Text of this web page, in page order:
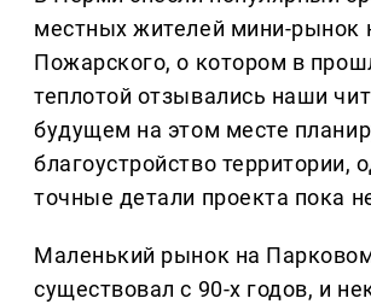
местных жителей мини-рынок
Пожарского, о котором в
теплотой отзывались наши
будущем на этом месте
благоустройство территории,
точные детали проекта пока
Маленький рынок на
существовал с 90-х годов, и